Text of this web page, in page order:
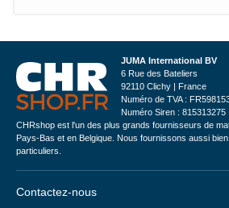
JUMA International BV
6 Rue des Bateliers
92110 Clichy | France
Numéro de TVA :
Numéro Siren : 815313275
CHRshop est l'un des plus grands fournisseurs de
Pays-Bas et en Belgique. Nous fournissons aussi
particuliers.
Contactez-nous